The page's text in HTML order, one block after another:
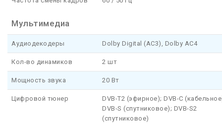
Мультимедиа
Аудиодекодеры Dolby Digital (AC3), Dolby AC4
Кол-во динамиков 2 шт
Мощность звука 20 Вт
Цифровой тюнер
DVB-T2 (эфирное); DVB-C
DVB-S (спутниковое); DVB-S2
(спутниковое)